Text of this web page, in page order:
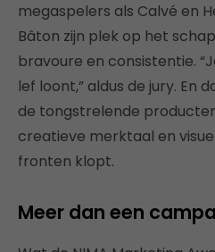
megaspelers als Calvé en
Bâton zijn plek op het
bravoure en consistentie.
lef loont,” aldus de jury. En
de tongstrelende
creatieve merktaal en
fronten klopt.
Meer dan een